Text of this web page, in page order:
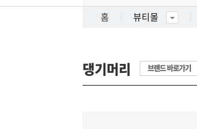
홈
뷰티몰
댕기머리 브랜드 바로가기